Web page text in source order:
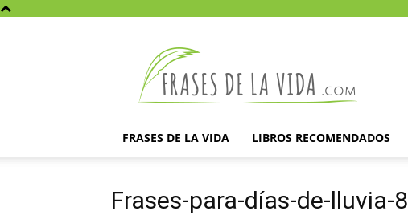
la
vida
FRASES DE LA VIDA LIBROS RECOMENDADOS
Frases-para-días-de-lluvia-8